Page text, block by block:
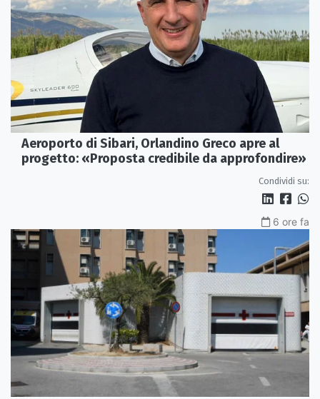
Aeroporto di Sibari, Orlandino Greco apre al
progetto: «Proposta credibile da approfondire»
Condividi su:
6 ore fa